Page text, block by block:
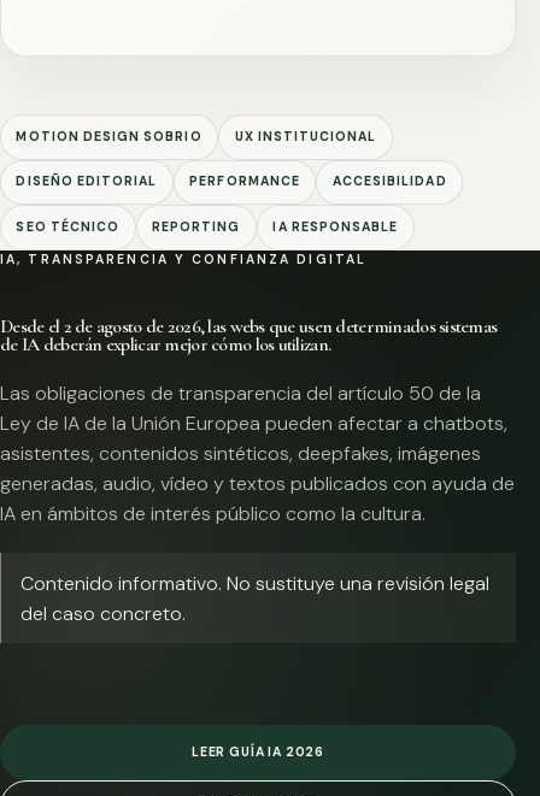
MOTION DESIGN SOBRIO UX INSTITUCIONAL
DISEÑO EDITORIAL PERFORMANCE ACCESIBILIDAD
SEO TÉCNICO REPORTING IA RESPONSABLE
IA, TRANSPARENCIA Y CONFIANZA DIGITAL
Desde el 2 de agosto de 2026, las webs que usen determinados sistemas
de IA deberán explicar mejor cómo los utilizan.
Las obligaciones de transparencia del artículo 50 de la
Ley de IA de la Unión Europea pueden afectar a chatbots,
asistentes, contenidos sintéticos, deepfakes, imágenes
generadas, audio, vídeo y textos publicados con ayuda de
IA en ámbitos de interés público como la cultura.
Contenido informativo. No sustituye una revisión legal
del caso concreto.
LEER GUÍA IA 2026